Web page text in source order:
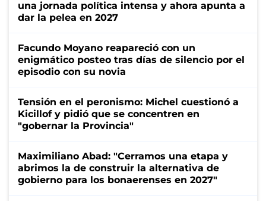
una jornada política intensa y ahora apunta a
dar la pelea en 2027
Facundo Moyano reapareció con un
enigmático posteo tras días de silencio por el
episodio con su novia
Tensión en el peronismo: Michel cuestionó a
Kicillof y pidió que se concentren en
"gobernar la Provincia"
Maximiliano Abad: "Cerramos una etapa y
abrimos la de construir la alternativa de
gobierno para los bonaerenses en 2027"